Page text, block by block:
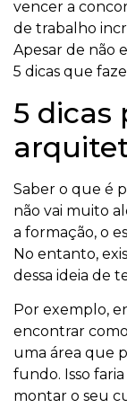
vencer a
de trabalho
Apesar de não
5 dicas que
5 dicas
Saber o que é
não vai muito
a formação, o
No entanto,
dessa ideia de
Por exemplo,
encontrar
uma área que
fundo. Isso
montar o seu